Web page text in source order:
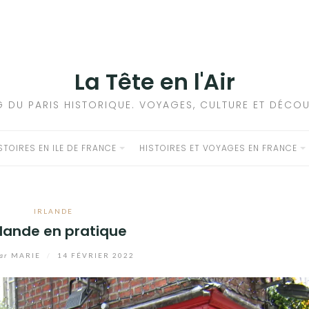
La Tête en l'Air
DU PARIS HISTORIQUE. VOYAGES, CULTURE ET
EN ILE DE FRANCE HISTOIRES ET VOYAGES EN FRANCE
IRLANDE
en pratique
MARIE 14 FÉVRIER 2022